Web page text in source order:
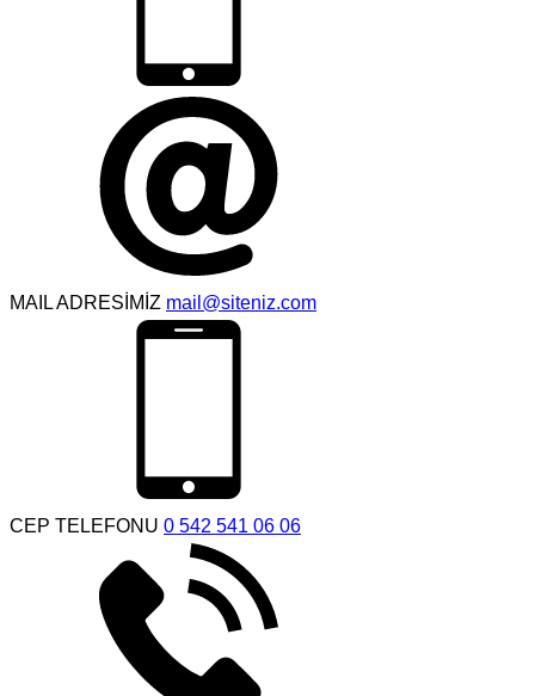
MAIL ADRESİMİZ mail@siteniz.com
CEP TELEFONU 0 542 541 06 06